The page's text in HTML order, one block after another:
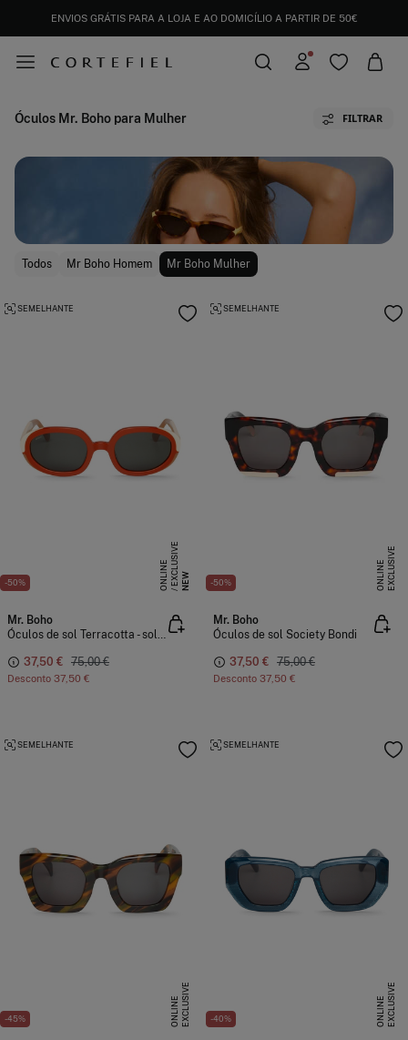
ENVIOS GRÁTIS PARA A LOJA E AO DOMICÍLIO A PARTIR DE 50€
Óculos Mr. Boho para Mulher FILTRAR
Todos Mr Boho Homem Mr Boho Mulher
-50% NEW
E
X
C
L
US
I
V
E
O
N
L
I
N
E
SEMELHANTE
Mr. Boho
Óculos de sol Terracotta - solarte
37,50 € 75,00 €
Desconto 37,50 €
-50% E
X
C
L
U
SI
V
E
O
N
L
I
N
E
SEMELHANTE
Mr. Boho
Óculos de sol Society Bondi
37,50 € 75,00 €
Desconto 37,50 €
-45% E
X
C
L
U
SI
V
E
O
N
L
I
N
E
SEMELHANTE
-40% E
X
C
L
U
SI
V
E
O
N
L
I
N
E
SEMELHANTE